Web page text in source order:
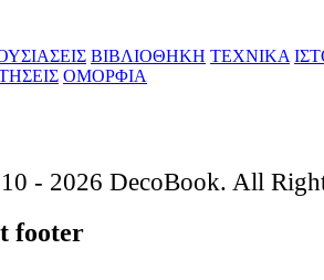
ΒΙΒΛΙΟΘΗΚΗ ΤΕΧΝΙΚΑ
ΟΜΟΡΦΙΑ
- 2026 DecoBook. All
footer